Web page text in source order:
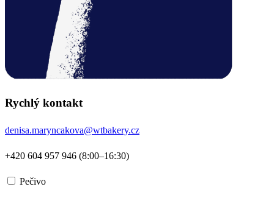
Rychlý kontakt
denisa.maryncakova@wtbakery.cz
+420 604 957 946 (8:00–16:30)
Pečivo